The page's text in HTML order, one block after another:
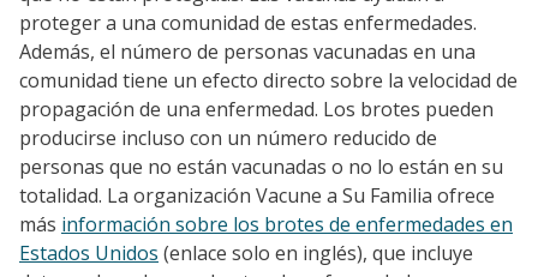
proteger a una comunidad de estas enfermedades.
Además, el número de personas vacunadas en una
comunidad tiene un efecto directo sobre la velocidad de
propagación de una enfermedad. Los brotes pueden
producirse incluso con un número reducido de
personas que no están vacunadas o no lo están en su
totalidad. La organización Vacune a Su Familia ofrece
más información sobre los brotes de enfermedades en
Estados Unidos (enlace solo en inglés), que incluye